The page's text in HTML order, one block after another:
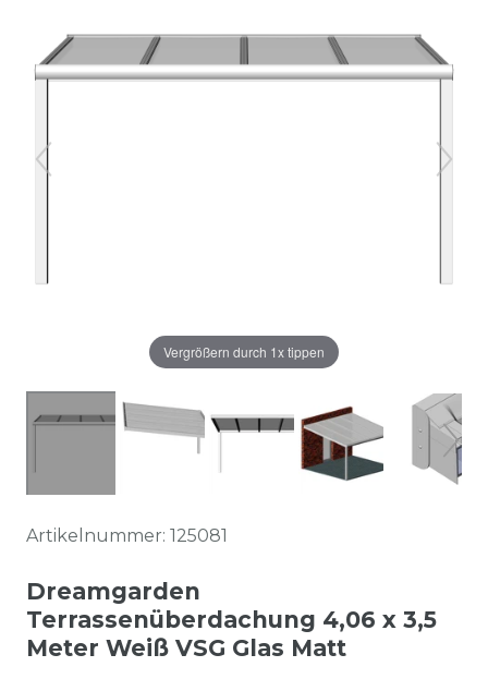
Vergrößern durch 1x tippen
Artikelnummer: 125081
Dreamgarden
Terrassenüberdachung 4,06 x 3,5
Meter Weiß VSG Glas Matt